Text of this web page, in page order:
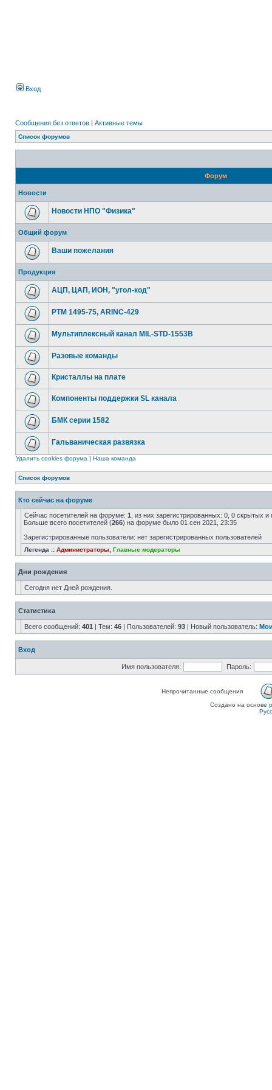
Вход
Сообщения без ответов | Активные темы
Список форумов
Форум
Новости
Новости НПО "Физика"
Общий форум
Ваши пожелания
Продукция
АЦП, ЦАП, ИОН, "угол-код"
РТМ 1495-75, ARINC-429
Мультиплексный канал MIL-STD-1553B
Разовые команды
Кристаллы на плате
Компоненты поддержки SL канала
БМК серии 1582
Гальваническая развязка
Удалить cookies форума | Наша команда
Список форумов
Кто сейчас на форуме
Сейчас посетителей на форуме: 1 , из них зарегистрированных: 0, 0 скрытых
Больше всего посетителей (266) на форуме было 01 сен 2021, 23:35
Зарегистрированные пользователи: нет зарегистрированных пользователей
Легенда :: Администраторы Главные модераторы
Дни рождения
Сегодня нет Дней рождения.
Статистика
Всего сообщений: 401 | Тем: 46 | Пользователей: 93 | Новый пользователь:
Вход
Имя пользователя: Пароль:
Непрочитанные сообщения
Создано на основе